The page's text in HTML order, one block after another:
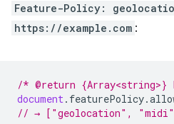
Feature-Policy:
https://example.com :
/* @return
document. featurePolicy.
// → ["geolocation",